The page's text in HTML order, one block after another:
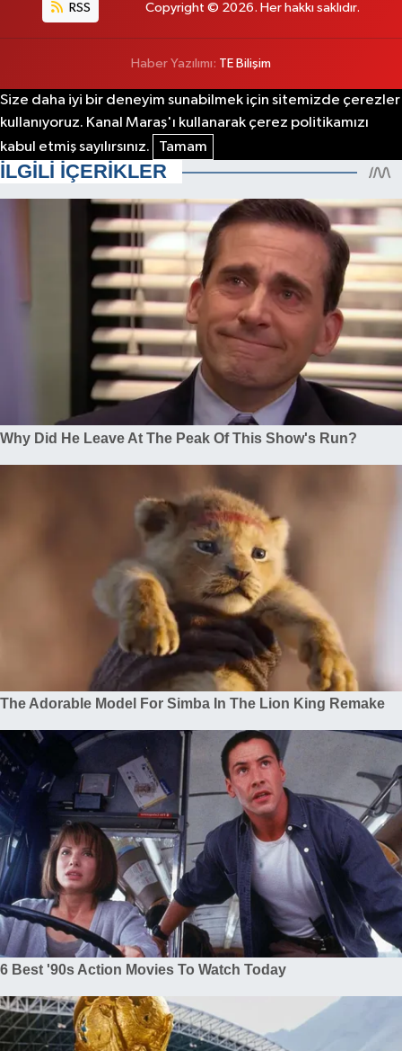
RSS Copyright © 2026. Her hakkı saklıdır.
Haber Yazılımı: TE Bilişim
Size daha iyi bir deneyim sunabilmek için sitemizde çerezler
kullanıyoruz. Kanal Maraş'ı kullanarak çerez politikamızı
kabul etmiş sayılırsınız.
Tamam